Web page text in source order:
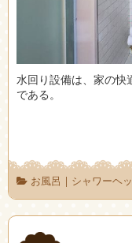
水回り設備は、家の快
である。
お風呂 | シャワーヘ